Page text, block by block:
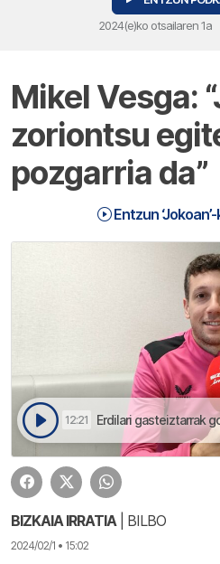
2024(e)ko otsailaren 1a
Mikel Vesga:
zoriontsu
pozgarria da”
Entzun
12:21 Erdilari gasteiztarrak gogotsu ikusten dau
BIZKAIA IRRATIA| BILBO
2024/02/1 • 15:02